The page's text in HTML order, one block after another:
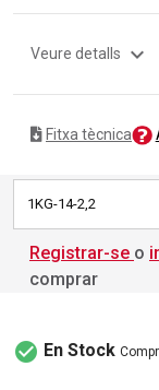
Veure detalls expand_more
Fitxa tècnica
1KG-14-2,2
Registrar-se o
comprar
check_circle En Stock